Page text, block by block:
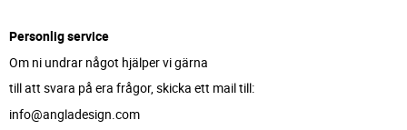
Personlig service
Om ni undrar något hjälper vi gärna
till att svara på era frågor, skicka ett mail till:
info@angladesign.com